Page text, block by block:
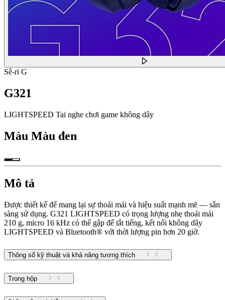
Sê-ri G
G321
LIGHTSPEED Tai nghe chơi game không dây
Màu Màu đen
Mô tả
Được thiết kế để mang lại sự thoải mái và hiệu suất mạnh mẽ — sẵn
sàng sử dụng. G321 LIGHTSPEED có trọng lượng nhẹ thoải mái
210 g, micro 16 kHz có thể gập để tắt tiếng, kết nối không dây
LIGHTSPEED và Bluetooth® với thời lượng pin hơn 20 giờ.
Thông số kỹ thuật và khả năng tương thích
Trong hộp